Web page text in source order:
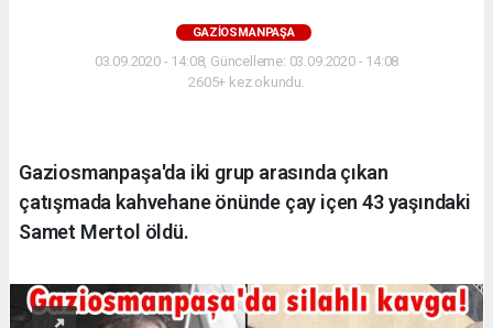
GAZIOSMANPAŞA
03.09.2020 - 14:08, Güncelleme: 03.09.2020 - 14:08
2605+ kez okundu.
Gaziosmanpaşa'da iki grup arasında çıkan
çatışmada kahvehane önünde çay içen 43 yaşındaki
Samet Mertol öldü.